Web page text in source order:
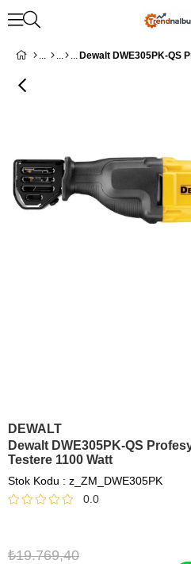
Dewalt DWE305PK-QS
DEWALT
Dewalt DWE305PK-QS
Testere 1100 Watt
Stok Kodu
z_ZM_DWE305PK
0.0
₺19.769,40